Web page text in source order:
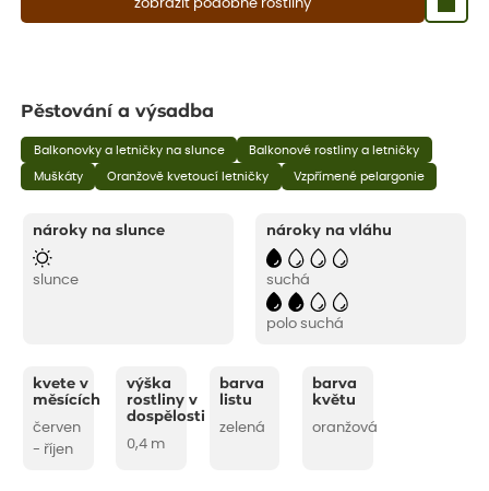
zobrazit podobné rostliny
Pěstování a výsadba
Balkonovky a letničky na slunce Balkonové rostliny a letničky
Muškáty Oranžově kvetoucí letničky Vzpřímené pelargonie
nároky na slunce
slunce
nároky na vláhu
suchá
polo suchá
kvete v
měsících
červen
- říjen
výška
rostliny v
dospělosti
0,4 m
barva
listu
zelená
barva
květu
oranžová